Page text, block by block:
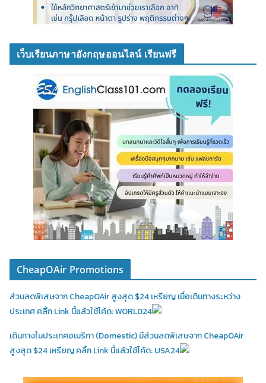
เว็บเรียนภาษาอังกฤษออนไลน์ เรียนฟรี
CheapOAir Promotions
ส่วนลดพิเสษจาก CheapOAir สูงสุด $24 เหรียญ เมื่อเดินทางระหว่าง
ประเทศ คลิ้ก Link นี้แล้วใช้โค้ด: WORLD24
เดินทางในประเทศอเมริกา (Domestic)มีส่วนลดพิเสษจาก CheapOAir
สูงสุด $24 เหรียญ คลิ้ก Link นี้แล้วใช้โค้ด: USA24